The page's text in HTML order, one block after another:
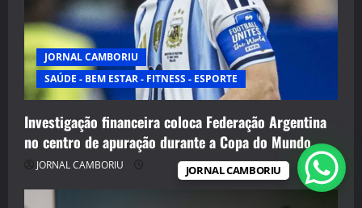
JORNAL CAMBORIU
SAÚDE - BEM ESTAR - FITNESS - ESPORTE
Investigação financeira coloca Federação Argentina
no centro de apuração durante a Copa do Mundo
JORNAL CAMBORIU JORNAL CAMBORIU